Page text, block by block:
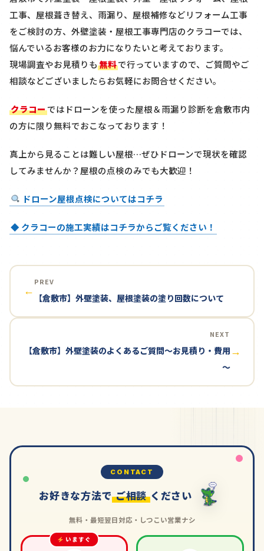
工事、屋根葺き替え、雨漏り、屋根補修などリフォーム工事
をご検討の方、外壁塗装・屋根工事専門店のクラコーでは、
悩んでいるお客様のお力になりたいと考えております。
現場調査やお見積りも無料で行っていますので、ご質問やご
相談などございましたらお気軽にお問合せください。
クラコーではドローンを使った屋根＆雨漏り診断を倉敷市内
の方に限り無料でおこなっております！
真上から見ることは難しい屋根…ぜひドローンで現状を確認
してみませんか？屋根の点検のみでも大歓迎！
ドローン屋根点検についてはコチラ
◆ クラコーの施工実績はコチラからご覧ください！
←
PREV
【倉敷市】外壁塗装、屋根塗装の塗り回数について
NEXT
【倉敷市】外壁塗装のよくあるご質問～お見積り・費用
～
→
CONTACT
お好きな方法で ご相談 ください
無料・最短翌日対応・しつこい営業ナシ
いますぐ